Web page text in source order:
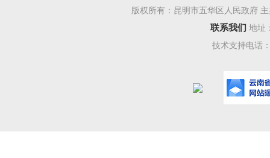
版权所有：昆明市五华区人民政府
联系我们 地址
技术支持电话